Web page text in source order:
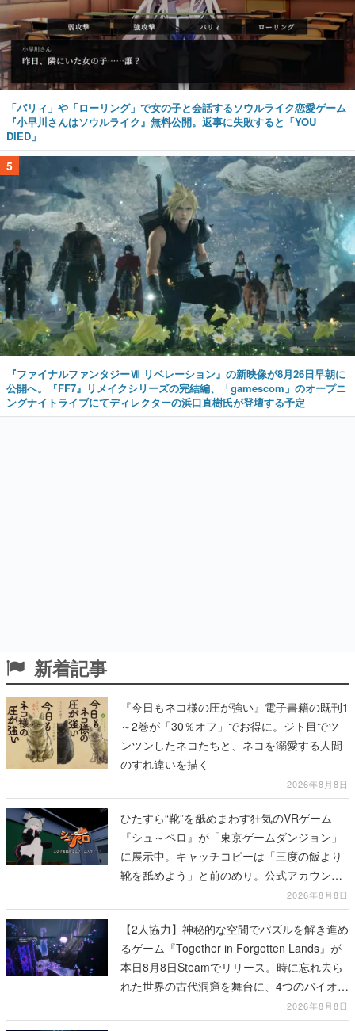
「パリィ」や「ローリング」で女の子と会話するソウルライク恋愛ゲーム
『小早川さんはソウルライク』無料公開。返事に失敗すると「YOU
DIED」
5
『ファイナルファンタジーⅦ リベレーション』の新映像が8月26日早朝に
公開へ。『FF7』リメイクシリーズの完結編、「gamescom」のオープニ
ングナイトライブにてディレクターの浜口直樹氏が登壇する予定
新着記事
『今日もネコ様の圧が強い』電子書籍の既刊1
～2巻が「30％オフ」でお得に。ジト目でツ
ンツンしたネコたちと、ネコを溺愛する人間
のすれ違いを描く
2026年8月8日
ひたすら“靴”を舐めまわす狂気のVRゲーム
『シュ～ペロ』が「東京ゲームダンジョン」
に展示中。キャッチコピーは「三度の飯より
靴を舐めよう」と前のめり。公式アカウント
も開設され、2026年リリースに向けて開発中
2026年8月8日
【2人協力】神秘的な空間でパズルを解き進め
るゲーム『Together in Forgotten Lands』が
本日8月8日Steamでリリース。時に忘れ去ら
れた世界の古代洞窟を舞台に、4つのバイオー
2026年8月8日